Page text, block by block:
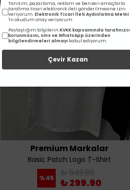
Premium Markalar
Basic Patch Logo T-Shirt
%45 ₺ 549.89
₺ 299.90
Tanıtım, pazarlama, reklam ve benzeri amaçlarla
tarafıma ticari elektronik ileti gönderilmesine izin
veriyorum.Elektronik Ticari İleti Aydınlatma Metni
'ni okudum onay veriyorum.
Paylaştığım bilgilerin KVKK kapsamında
korunmasını, sms ve WhatsApp üzerinden
bilgilendirmeleri almayı kabul ediyorum.
Çevir Kazan